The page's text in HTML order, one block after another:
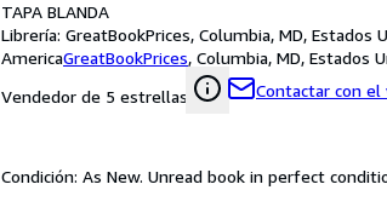
TAPA BLANDA
Librería: GreatBookPrices, Columbia, MD, Estados
AmericaGreatBookPrices, Columbia, MD, Estados
Vendedor de 5 estrellas
Contactar con el
Condición: As New. Unread book in perfect